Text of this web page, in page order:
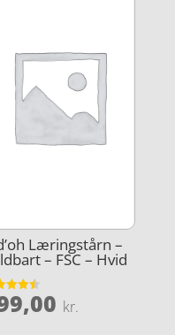
Læringstårn –
– FSC – Hvid
kr.